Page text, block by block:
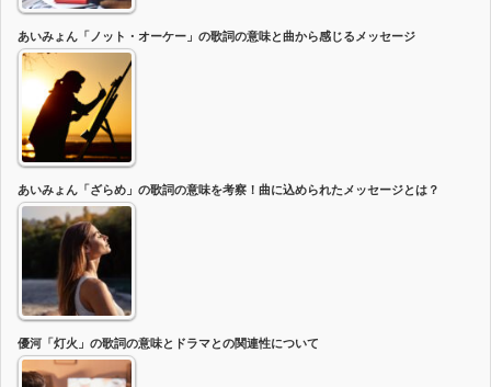
あいみょん「ノット・オーケー」の歌詞の意味と曲から感じるメッセージ
あいみょん「ざらめ」の歌詞の意味を考察！曲に込められたメッセージとは？
優河「灯火」の歌詞の意味とドラマとの関連性について